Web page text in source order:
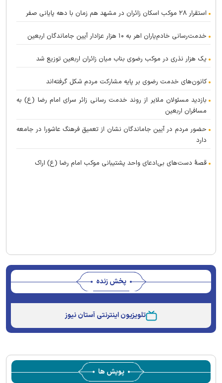
استقرار ۲۸ موکب اسکان زائران در مشهد هم زمان با دهه پایانی صفر
خدمت‌رسانی خادم‌یاران اهر به ۱۰ هزار عزادار آیین جاماندگان اربعین
یک هزار نذری در موکب رضوی بناب میان زائران اربعین توزیع شد
کانون‌های خدمت رضوی بر پایه مشارکت مردم شکل گرفته‌اند
بازدید مسئولان ملایر از روند خدمت رسانی زائر سرای امام رضا (ع) به
مسافران اربعین
حضور مردم در آیین جاماندگان نشان از تعمیق فرهنگ عاشورا در جامعه
دارد
قصهٔ دست‌های بی‌ادعای واحد پشتیبانی موکب امام رضا (ع) اراک
پخش زنده
تلویزیون اینترنتی آستان نیوز
پویش ها